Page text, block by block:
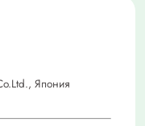
Япония